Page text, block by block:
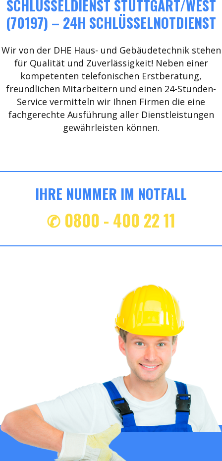
SCHLÜSSELDIENST STUTTGART/WEST
(70197) – 24H SCHLÜSSELNOTDIENST
Wir von der DHE Haus- und Gebäudetechnik stehen
für Qualität und Zuverlässigkeit! Neben einer
kompetenten telefonischen Erstberatung,
freundlichen Mitarbeitern und einen 24-Stunden-
Service vermitteln wir Ihnen Firmen die eine
fachgerechte Ausführung aller Dienstleistungen
gewährleisten können.
IHRE NUMMER IM NOTFALL
✆ 0800 - 400 22 11